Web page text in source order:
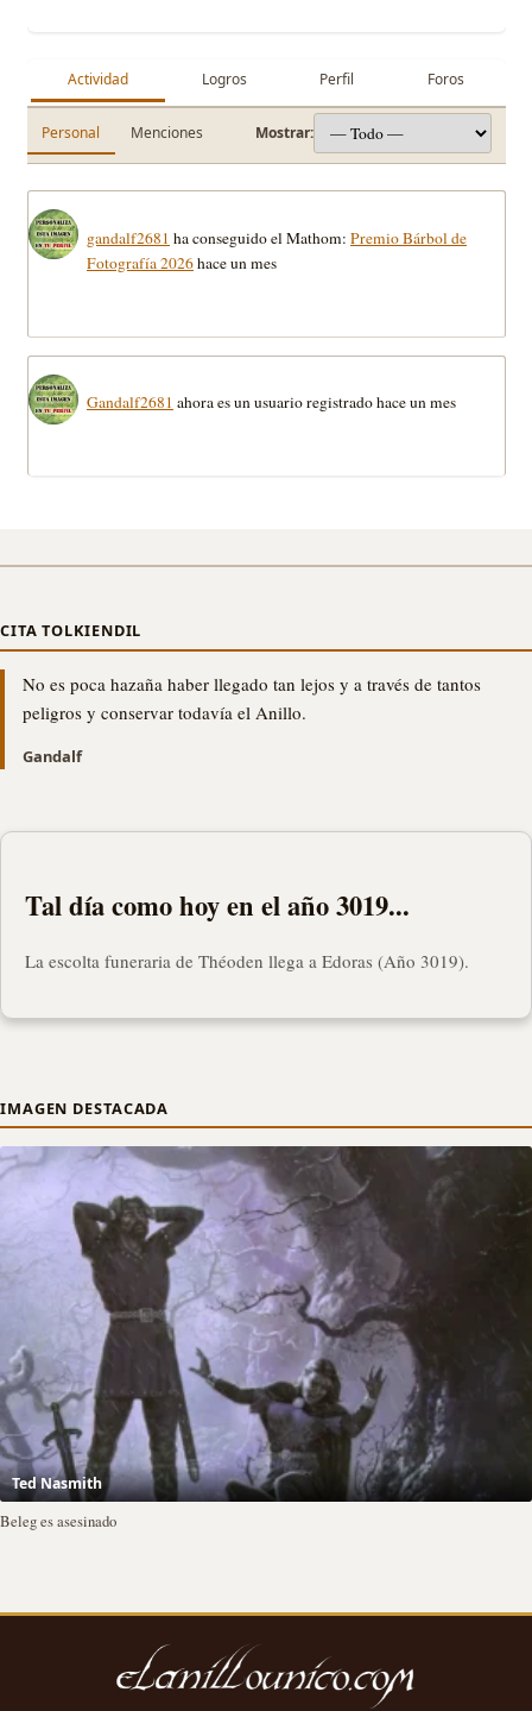
Actividad Logros Perfil Foros
Personal Menciones Mostrar:
gandalf2681 ha conseguido el Mathom: Premio Bárbol de
Fotografía 2026hace un mes
Gandalf2681 ahora es un usuario registradohace un mes
CITA TOLKIENDIL
No es poca hazaña haber llegado tan lejos y a través de tantos
peligros y conservar todavía el Anillo.
Gandalf
Tal día como hoy en el año 3019...
La escolta funeraria de Théoden llega a Edoras (Año 3019).
IMAGEN DESTACADA
Ted Nasmith
Beleg es asesinado